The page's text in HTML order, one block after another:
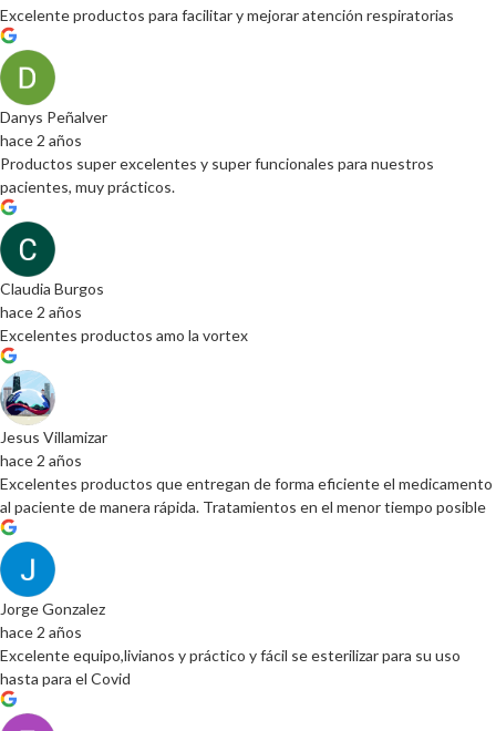
Excelente productos para facilitar y mejorar atención respiratorias
Danys Peñalver
hace 2 años
Productos super excelentes y super funcionales para nuestros
pacientes, muy prácticos.
Claudia Burgos
hace 2 años
Excelentes productos amo la vortex
Jesus Villamizar
hace 2 años
Excelentes productos que entregan de forma eficiente el medicamento
al paciente de manera rápida. Tratamientos en el menor tiempo posible
Jorge Gonzalez
hace 2 años
Excelente equipo,livianos y práctico y fácil se esterilizar para su uso
hasta para el Covid